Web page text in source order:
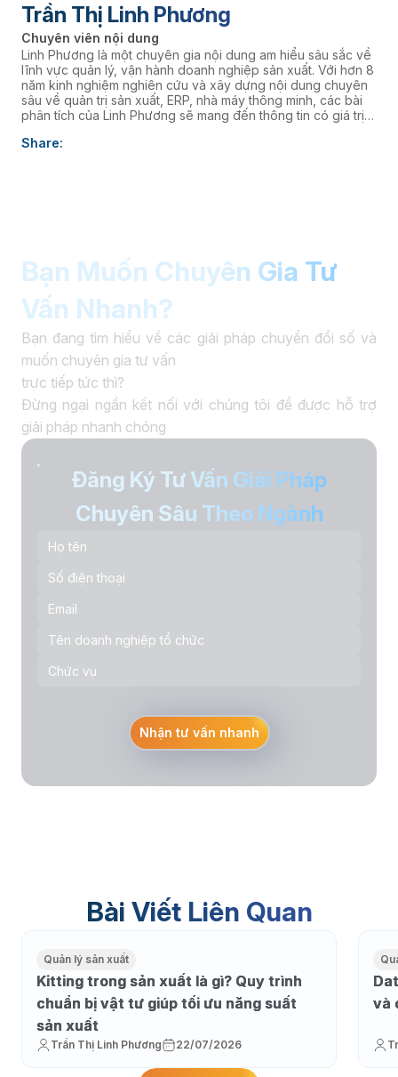
Trần Thị Linh Phương
Chuyên viên nội dung
Linh Phương là một chuyên gia nội dung am hiểu sâu sắc về
lĩnh vực quản lý, vận hành doanh nghiệp sản xuất. Với hơn 8
năm kinh nghiệm nghiên cứu và xây dựng nội dung chuyên
sâu về quản trị sản xuất, ERP, nhà máy thông minh, các bài
phân tích của Linh Phương sẽ mang đến thông tin có giá trị
thúc đẩy chuyển đổi số. âaaa
Share:
Bạn Muốn Chuyên Gia Tư
Vấn Nhanh?
Bạn đang tìm hiểu về các giải pháp chuyển đổi số và
muốn chuyên gia tư vấn
trực tiếp tức thì?
Đừng ngại ngần kết nối với chúng tôi để được hỗ trợ
giải pháp nhanh chóng
Đăng Ký Tư Vấn Giải Pháp
Chuyên Sâu Theo Ngành
Nhận tư vấn nhanh
Bài Viết Liên Quan
Quản lý sản xuất
Kitting trong sản xuất là gì? Quy trình
chuẩn bị vật tư giúp tối ưu năng suất
sản xuất
Trần Thị Linh Phương 22/07/2026
và